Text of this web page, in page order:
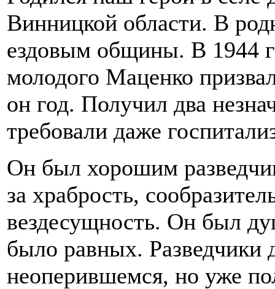
Винницкой области. В
ездовым общины. В 1944
молодого Маценко
он год. Получил два
требовали даже
Он был хорошим
за храбрость,
вездесущность. Он был
было равных. Разведчики
неоперившемся, но уже